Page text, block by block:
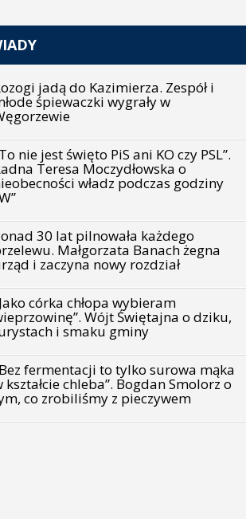
jadą do Kazimierza. Zespół i
śpiewaczki wygrały w
nie jest święto PiS ani KO czy PSL”.
Teresa Moczydłowska o
władz podczas godziny
30 lat pilnowała każdego
Małgorzata Banach żegna
i zaczyna nowy rozdział
córka chłopa wybieram
Wójt Świętajna o dziku,
i smaku gminy
fermentacji to tylko surowa mąka
kształcie chleba”. Bogdan Smolorz o
co zrobiliśmy z pieczywem